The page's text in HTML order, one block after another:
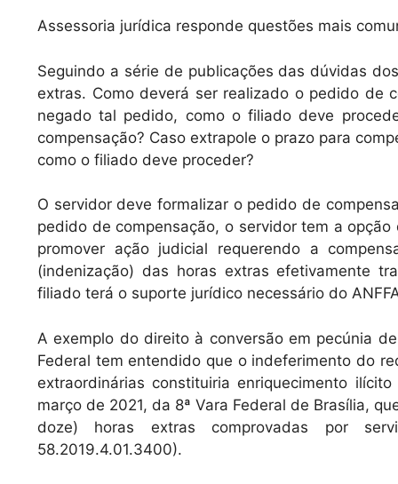
h
at
s
A
p
p
a
c
e
b
o
o
ai
l
Assessoria jurídica responde questões mais
Seguindo a série de publicações das dúvidas
extras. Como deverá ser realizado o pedido de
negado tal pedido, como o filiado deve
compensação? Caso extrapole o prazo para
como o filiado deve proceder?
O servidor deve formalizar o pedido de
pedido de compensação, o servidor tem a
promover ação judicial requerendo a
(indenização) das horas extras efetivamente
filiado terá o suporte jurídico necessário do
A exemplo do direito à conversão em pecúnia
Federal tem entendido que o indeferimento do
extraordinárias constituiria enriquecimento
março de 2021, da 8ª Vara Federal de Brasília,
doze) horas extras comprovadas por
58.2019.4.01.3400).